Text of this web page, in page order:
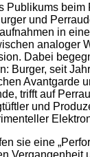
Publikums beim
und
in
analoger
Dabei
Burger, seit
Avantgarde
trifft auf
und
sie eine
Vergangenheit